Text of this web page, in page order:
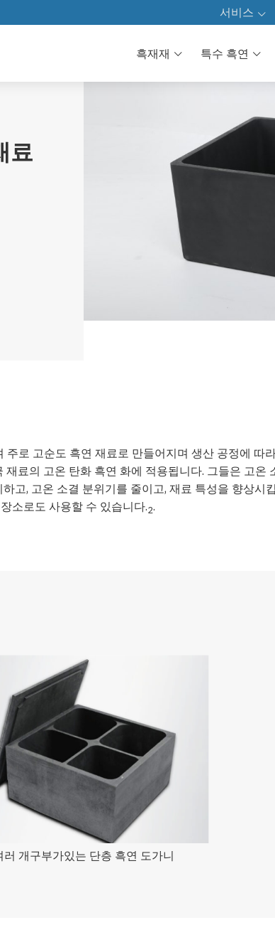
서비스
흑재재 특수 흑연
료
로 고순도 흑연 재료로 만들어지며 생산 공정에 따
료의 고온 탄화 흑연 화에 적용됩니다. 그들은 고온
고, 고온 소결 분위기를 줄이고, 재료 특성을 향상시
소로도 사용할 수 있습니다.2.
러 개구부가있는 단층 흑연 도가니